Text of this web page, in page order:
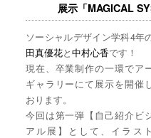
展示「MAGICAL
ソーシャルデザイン学科4年
田真優花と中村心香です！
現在、卒業制作の一環でア
ギャラリーにて展示を開催
おります。
今回は第一弾【自己紹介ビ
アル展】として、イラス